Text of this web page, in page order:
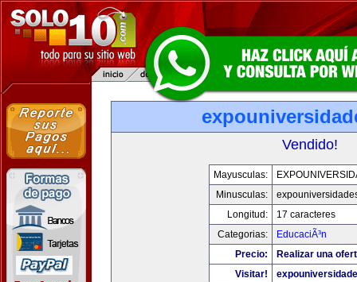
Vendido!
Mayusculas:
Minusculas:
Longitud:
17 caracteres
Categorias:
EducaciÃ³n
Precio:
Realizar una
Visitar!